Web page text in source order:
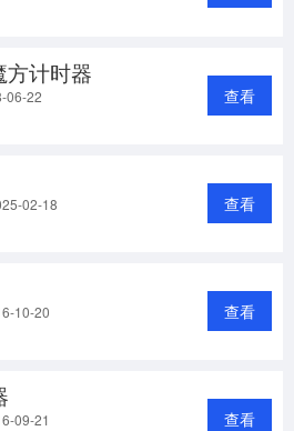
方计时器
06-22 查看
02-18 查看
10-20 查看
09-21 查看